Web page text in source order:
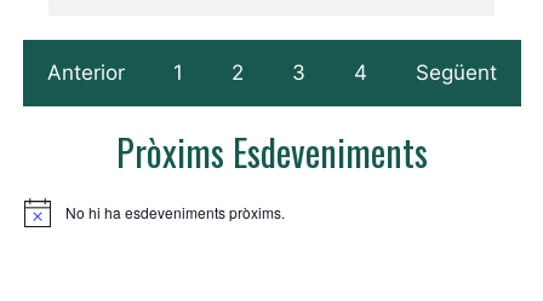
Anterior 1 2 3 4 Següent
Pròxims Esdeveniments
No hi ha esdeveniments pròxims.